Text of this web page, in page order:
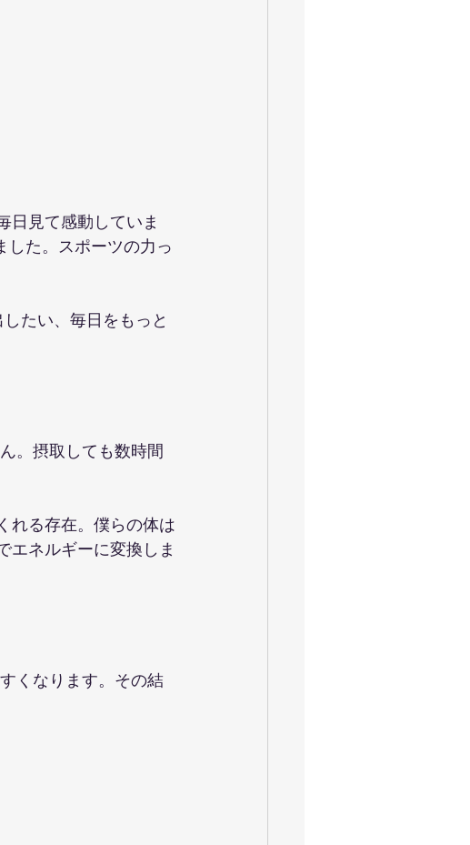
日見て感動していま
た。スポーツの力っ
たい、毎日をもっと
。摂取しても数時間
れる存在。僕らの体は
エネルギーに変換しま
くなります。その結